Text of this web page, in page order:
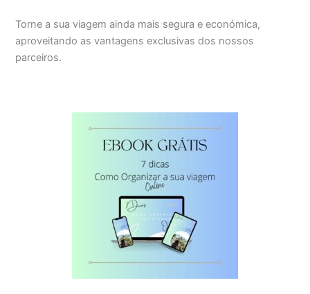
Torne a sua viagem ainda mais segura e económica,
aproveitando as vantagens exclusivas dos nossos
parceiros.